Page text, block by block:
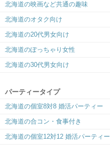
北海道の映画など共通の趣味
北海道のオタク向け
北海道の20代男女向け
北海道のぽっちゃり女性
北海道の30代男女向け
パーティータイプ
北海道の個室8対8 婚活パーティー
北海道の合コン・食事付き
北海道の個室12対12 婚活パーティー